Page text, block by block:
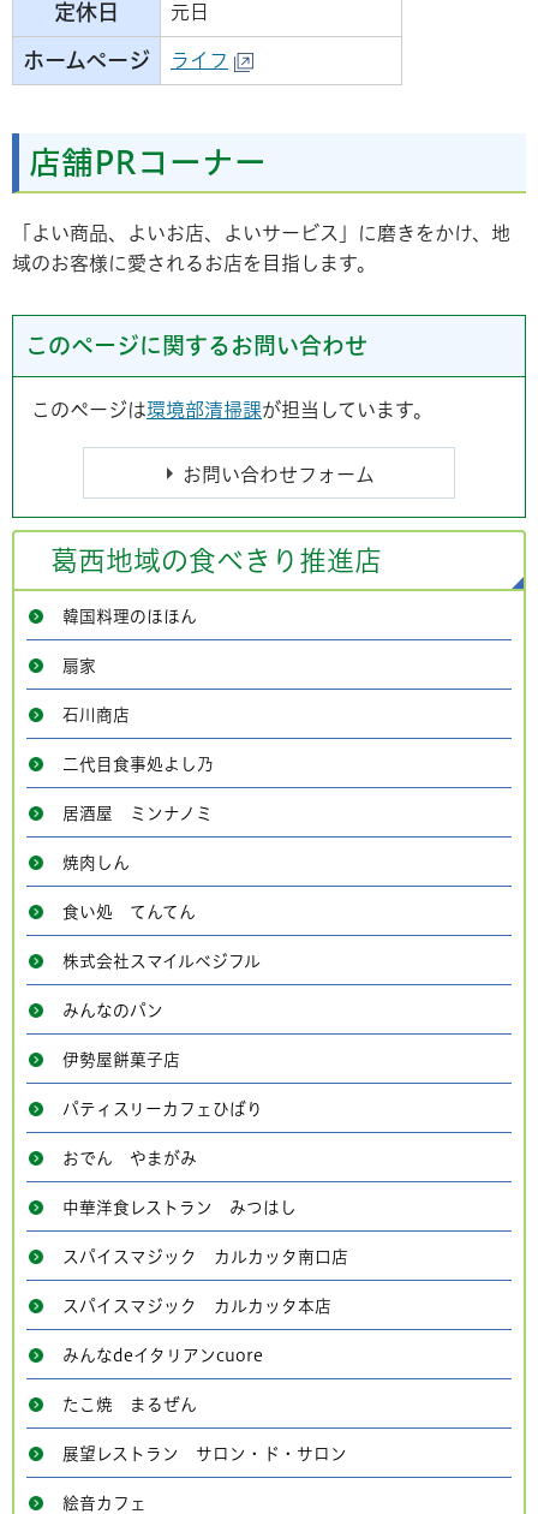
定休日 元日
ホームページ ライフ
店舗PRコーナー
「よい商品、よいお店、よいサービス」に磨きをかけ、地
域のお客様に愛されるお店を目指します。
このページに関するお問い合わせ
このページは環境部清掃課が担当しています。
葛西地域の食べきり推進店
韓国料理のほほん
扇家
石川商店
二代目食事処よし乃
居酒屋 ミンナノミ
焼肉しん
食い処 てんてん
株式会社スマイルベジフル
みんなのパン
伊勢屋餅菓子店
パティスリーカフェひばり
おでん やまがみ
中華洋食レストラン みつはし
スパイスマジック カルカッタ南口店
スパイスマジック カルカッタ本店
みんなdeイタリアンcuore
たこ焼 まるぜん
展望レストラン サロン・ド・サロン
絵音カフェ